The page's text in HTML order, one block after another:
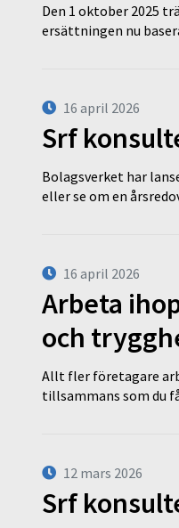
Den 1 oktober 2025
ersättningen nu
16 april 2026
Srf
Bolagsverket har
eller se om en
16 april 2026
Arbeta
och
Allt fler företagare
tillsammans som du
12 mars 2026
Srf